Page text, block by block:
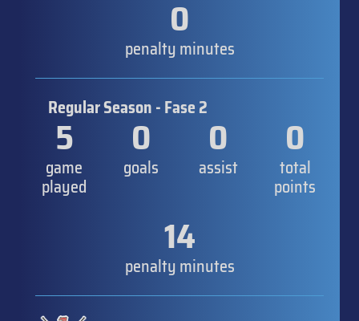
0
penalty minutes
Regular Season - Fase 2
5
game
played
0
goals
0
assist
0
total
points
14
penalty minutes